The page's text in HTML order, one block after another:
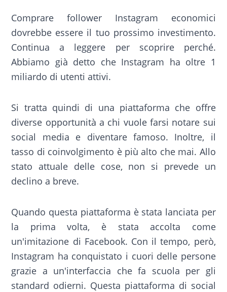
Comprare follower Instagram economici
dovrebbe essere il tuo prossimo investimento.
Continua a leggere per scoprire perché.
Abbiamo già detto che Instagram ha oltre 1
miliardo di utenti attivi.
Si tratta quindi di una piattaforma che offre
diverse opportunità a chi vuole farsi notare sui
social media e diventare famoso. Inoltre, il
tasso di coinvolgimento è più alto che mai. Allo
stato attuale delle cose, non si prevede un
declino a breve.
Quando questa piattaforma è stata lanciata per
la prima volta, è stata accolta come
un'imitazione di Facebook. Con il tempo, però,
Instagram ha conquistato i cuori delle persone
grazie a un'interfaccia che fa scuola per gli
standard odierni. Questa piattaforma di social